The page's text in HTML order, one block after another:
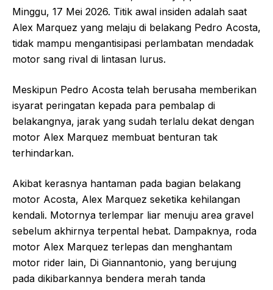
Minggu, 17 Mei 2026. Titik awal insiden adalah saat
Alex Marquez yang melaju di belakang Pedro Acosta,
tidak mampu mengantisipasi perlambatan mendadak
motor sang rival di lintasan lurus.
Meskipun Pedro Acosta telah berusaha memberikan
isyarat peringatan kepada para pembalap di
belakangnya, jarak yang sudah terlalu dekat dengan
motor Alex Marquez membuat benturan tak
terhindarkan.
Akibat kerasnya hantaman pada bagian belakang
motor Acosta, Alex Marquez seketika kehilangan
kendali. Motornya terlempar liar menuju area gravel
sebelum akhirnya terpental hebat. Dampaknya, roda
motor Alex Marquez terlepas dan menghantam
motor rider lain, Di Giannantonio, yang berujung
pada dikibarkannya bendera merah tanda